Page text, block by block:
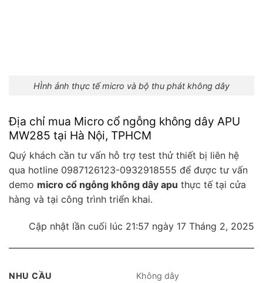
HÌnh ảnh thực tế micro và bộ thu phát không dây
Địa chỉ mua Micro cổ ngỗng không dây APU
MW285 tại Hà Nội, TPHCM
Quý khách cần tư vấn hỗ trợ test thử thiết bị liên hệ
qua hotline 0987126123-0932918555 để được tư vấn
demo micro cổ ngỗng không dây apu thực tế tại cửa
hàng và tại công trình triển khai.
Cập nhật lần cuối lúc 21:57 ngày 17 Tháng 2, 2025
NHU CẦU Không dây